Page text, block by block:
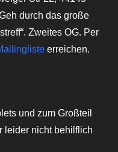
durch das große
Zweites OG. Per
erreichen.
und zum Großteil
leider nicht behilflich